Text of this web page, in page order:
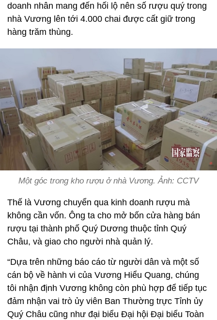
doanh nhân mang đến hối lộ nên số rượu quý trong
nhà Vương lên tới 4.000 chai được cất giữ trong
hàng trăm thùng.
Một góc trong kho rượu ở nhà Vương. Ảnh: CCTV
Thế là Vương chuyển qua kinh doanh rượu mà
không cần vốn. Ông ta cho mở bốn cửa hàng bán
rượu tại thành phố Quý Dương thuộc tỉnh Quý
Châu, và giao cho người nhà quản lý.
“Dựa trên những báo cáo từ người dân và một số
cán bộ về hành vi của Vương Hiểu Quang, chúng
tôi nhận định Vương không còn phù hợp để tiếp tục
đảm nhận vai trò ủy viên Ban Thường trực Tỉnh ủy
Quý Châu cũng như đại biểu Đại hội Đại biểu Toàn